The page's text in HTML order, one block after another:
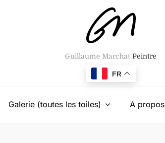
Guillaume MarchatPeintre
FR
Galerie (toutes les toiles) A propos